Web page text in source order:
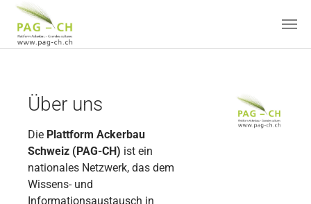
Über uns
Die Plattform Ackerbau
Schweiz (PAG-CH) ist ein
nationales Netzwerk, das dem
Wissens- und
Informationsaustausch in